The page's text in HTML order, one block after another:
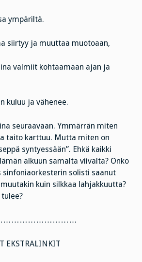
ympäriltä.
siirtyy ja muuttaa muotoaan,
valmiit kohtaamaan ajan ja
kuluu ja vähenee.
seuraavaan. Ymmärrän miten
taito karttuu. Mutta miten on
syntyessään”. Ehkä kaikki
alkuun samalta viivalta? Onko
sinfoniaorkesterin solisti saanut
kuin silkkaa lahjakkuutta?
EKSTRALINKIT